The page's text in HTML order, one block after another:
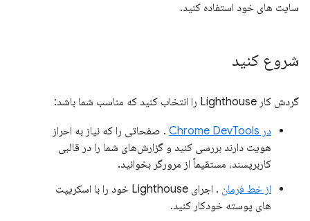
سایت های خود استفاده کنید.
شروع کنید
گردش کار Lighthouse را انتخاب کنید که مناسب شما باشد:
در Chrome DevTools
. صفحاتی را که نیاز به احراز
هویت دارند بررسی کنید و گزارش‌های شما را در قالبی
کاربرپسند، مستقیماً از مرورگر بخوانید.
از خط فرمان
. اجرای Lighthouse خود را با اسکریپت
های پوسته خودکار کنید.